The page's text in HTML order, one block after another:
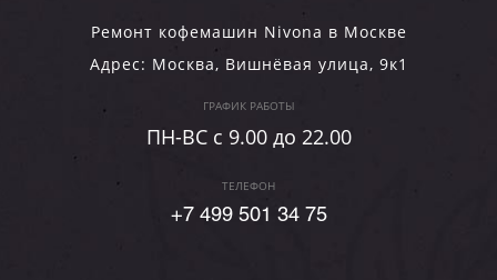
Ремонт кофемашин Nivona в Москве
Адрес: Москва, Вишнёвая улица, 9к1
ГРАФИК РАБОТЫ
ПН-ВC c 9.00 до 22.00
ТЕЛЕФОН
+7 499 501 34 75